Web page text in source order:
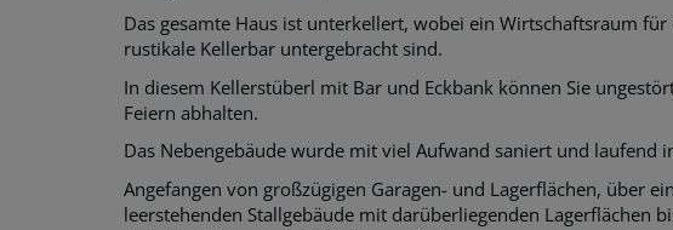
Das gesamte Haus ist unterkellert, wobei ein Wirtschaftsraum
rustikale Kellerbar untergebracht sind.
In diesem Kellerstüberl mit Bar und Eckbank können Sie
Feiern abhalten.
Das Nebengebäude wurde mit viel Aufwand saniert und laufend
Angefangen von großzügigen Garagen- und Lagerflächen, über
leerstehenden Stallgebäude mit darüberliegenden Lagerflächen